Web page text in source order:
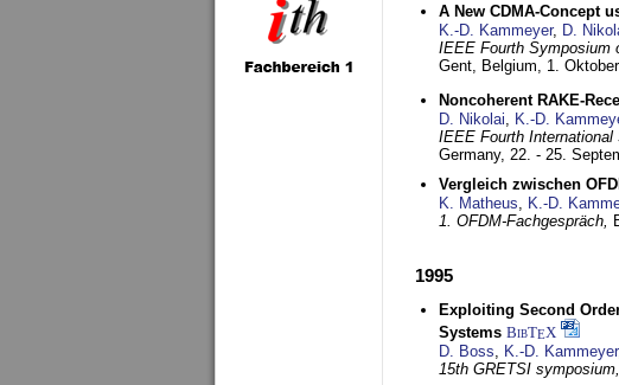
A New CDMA-Concept
K.-D. Kammeyer, D.
IEEE Fourth Symposium
Gent, Belgium, 1.
Noncoherent RAKE-
D. Nikolai, K.-D.
IEEE Fourth
Germany, 22. - 25.
Vergleich zwischen
K. Matheus, K.-D.
1. OFDM-Fachgespräch,
1995
Exploiting Second
Systems BibTEX
D. Boss, K.-D. Kammeyer
15th GRETSI symposium,